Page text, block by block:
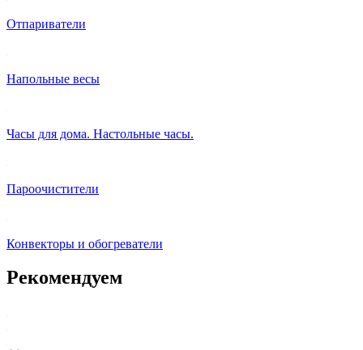
Отпариватели
Напольные весы
Часы для дома. Настольные часы.
Пароочистители
Конвекторы и обогреватели
Рекомендуем